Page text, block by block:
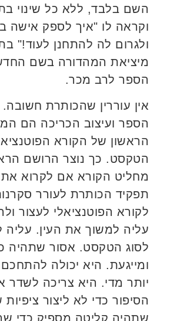
השם בלבד, ללא כל שינוי
וקראה לו "איך לספק אישה
ולגרום לה להתחנן לעוד!"
מיציאת המהדורה בשם
הספר לרב מכר.
אין עוררין שהכותרת
הספר ועיצוב הכריכה הם
הראשון של הקורא
הטקסט. כך נוצר הרושם
מחליט הקורא אם לקרוא
תפקיד הכותרת לעורר
לקורא הפוטנציאלי לעצור
עליה למשוך את העין. עליה
לסוג הטקסט. אסור שתהיה
ומייגעת. היא יכולה
יותר מדי. היא צריכה לשדר
הסיפור כדי לא ליצור ציפיות
שתהיה קליטה מספיק כדי